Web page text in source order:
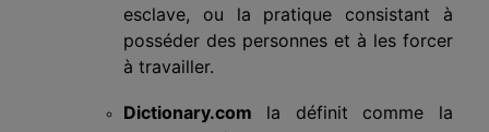
esclave, ou la pratique consistant à
posséder des personnes et à les forcer
à travailler.
Dictionary.com la définit comme la